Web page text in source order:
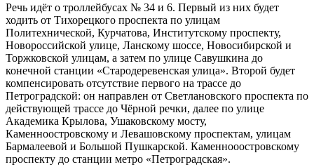
Речь идёт о троллейбусах № 34 и 6. Первый из них будет
ходить от Тихорецкого проспекта по улицам
Политехнической, Курчатова, Институтскому проспекту,
Новороссийской улице, Ланскому шоссе, Новосибирской и
Торжковской улицам, а затем по улице Савушкина до
конечной станции «Стародеревенская улица». Второй будет
компенсировать отсутствие первого на трассе до
Петроградской: он направлен от Светлановского проспекта по
действующей трассе до Чёрной речки, далее по улице
Академика Крылова, Ушаковскому мосту,
Каменноостровскому и Левашовскому проспектам, улицам
Бармалеевой и Большой Пушкарской. Каменнооостровскому
проспекту до станции метро «Петроградская».